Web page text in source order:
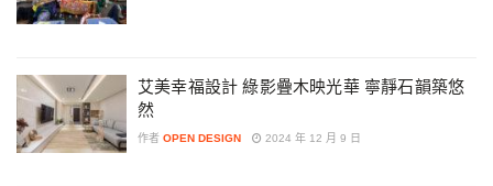
艾美幸福設計 綠影疊木映光華 寧靜石韻築悠
然
作者 OPEN DESIGN 2024 年 12 月 9 日